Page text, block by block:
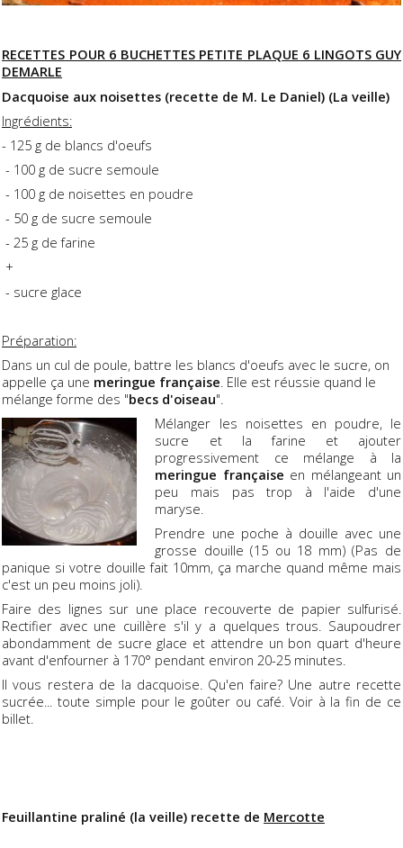
RECETTES POUR 6 BUCHETTES PETITE PLAQUE 6 LINGOTS GUY
DEMARLE
Dacquoise aux noisettes (recette de M. Le Daniel) (La veille)
Ingrédients:
- 125 g de blancs d'oeufs
- 100 g de sucre semoule
- 100 g de noisettes en poudre
- 50 g de sucre semoule
- 25 g de farine
+
- sucre glace
Préparation:
Dans un cul de poule, battre les blancs d'oeufs avec le sucre, on
appelle ça une meringue française . Elle est réussie quand le
mélange forme des "becs d'oiseau".
Mélanger les noisettes en poudre, le
sucre et la farine et ajouter
progressivement ce mélange à la
meringue française en mélangeant un
peu mais pas trop à l'aide d'une
maryse.
Prendre une poche à douille avec une
grosse douille (15 ou 18 mm) (Pas de
panique si votre douille fait 10mm, ça marche quand même mais
c'est un peu moins joli).
Faire des lignes sur une place recouverte de papier sulfurisé.
Rectifier avec une cuillère s'il y a quelques trous. Saupoudrer
abondamment de sucre glace et attendre un bon quart d'heure
avant d'enfourner à 170° pendant environ 20-25 minutes.
Il vous restera de la dacquoise. Qu'en faire? Une autre recette
sucrée... toute simple pour le goûter ou café. Voir à la fin de ce
billet.
Feuillantine praliné (la veille) recette de Mercotte